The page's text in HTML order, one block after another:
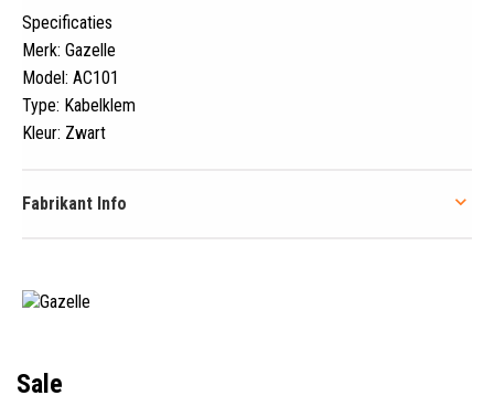
Specificaties
Merk: Gazelle
Model: AC101
Type: Kabelklem
Kleur: Zwart
Fabrikant Info
Sale